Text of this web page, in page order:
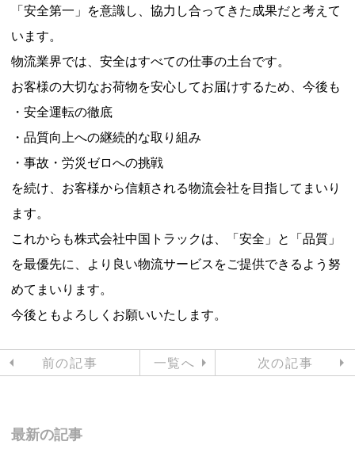
「安全第一」を意識し、協力し合ってきた成果だと考えて
います。
物流業界では、安全はすべての仕事の土台です。
お客様の大切なお荷物を安心してお届けするため、今後も
・安全運転の徹底
・品質向上への継続的な取り組み
・事故・労災ゼロへの挑戦
を続け、お客様から信頼される物流会社を目指してまいり
ます。
これからも株式会社中国トラックは、「安全」と「品質」
を最優先に、より良い物流サービスをご提供できるよう努
めてまいります。
今後ともよろしくお願いいたします。
前の記事 一覧へ 次の記事
最新の記事